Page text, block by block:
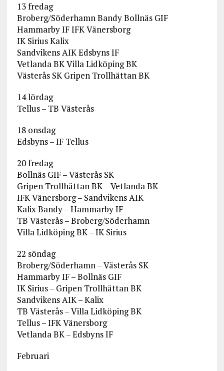
13 fredag
Broberg/Söderhamn Bandy Bollnäs GIF
Hammarby IF IFK Vänersborg
IK Sirius Kalix
Sandvikens AIK Edsbyns IF
Vetlanda BK Villa Lidköping BK
Västerås SK Gripen Trollhättan BK
14 lördag
Tellus – TB Västerås
18 onsdag
Edsbyns – IF Tellus
20 fredag
Bollnäs GIF – Västerås SK
Gripen Trollhättan BK – Vetlanda BK
IFK Vänersborg – Sandvikens AIK
Kalix Bandy – Hammarby IF
TB Västerås – Broberg/Söderhamn
Villa Lidköping BK – IK Sirius
22 söndag
Broberg/Söderhamn – Västerås SK
Hammarby IF – Bollnäs GIF
IK Sirius – Gripen Trollhättan BK
Sandvikens AIK – Kalix
TB Västerås – Villa Lidköping BK
Tellus – IFK Vänersborg
Vetlanda BK – Edsbyns IF
Februari